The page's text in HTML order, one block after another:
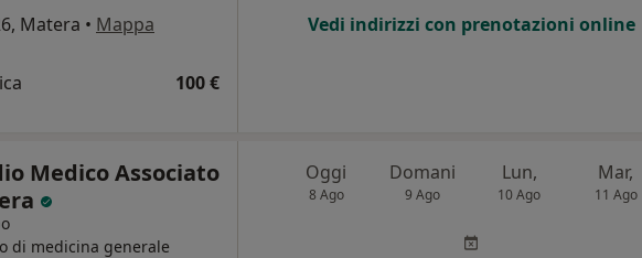
Matera • Mappa
100 €
Vedi indirizzi con prenotazioni online
Medico Associato
di medicina generale
Oggi
8 Ago
Domani
9 Ago
Lun,
10 Ago
Mar,
11 Ago